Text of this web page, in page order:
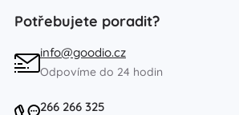
Potřebujete poradit?
info@goodio.cz
Odpovíme do 24 hodin
266 266 325